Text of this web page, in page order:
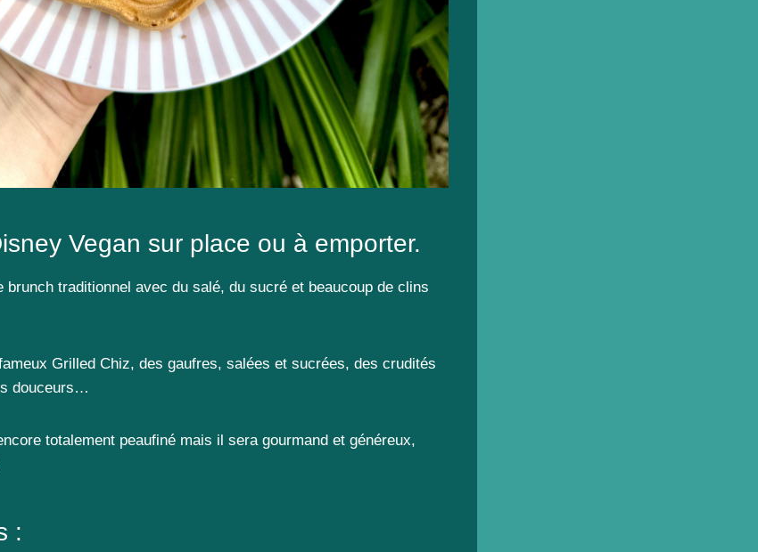
Vegan sur place ou à emporter.
brunch traditionnel avec du salé, du sucré et beaucoup de clins
Grilled Chiz, des gaufres, salées et sucrées, des crudités
douceurs…
totalement peaufiné mais il sera gourmand et généreux,
: